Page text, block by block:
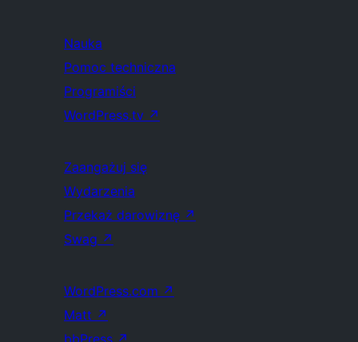
Nauka
Pomoc techniczna
Programiści
WordPress.tv ↗
Zaangażuj się
Wydarzenia
Przekaż darowiznę ↗
Swag ↗
WordPress.com ↗
Matt ↗
bbPress ↗